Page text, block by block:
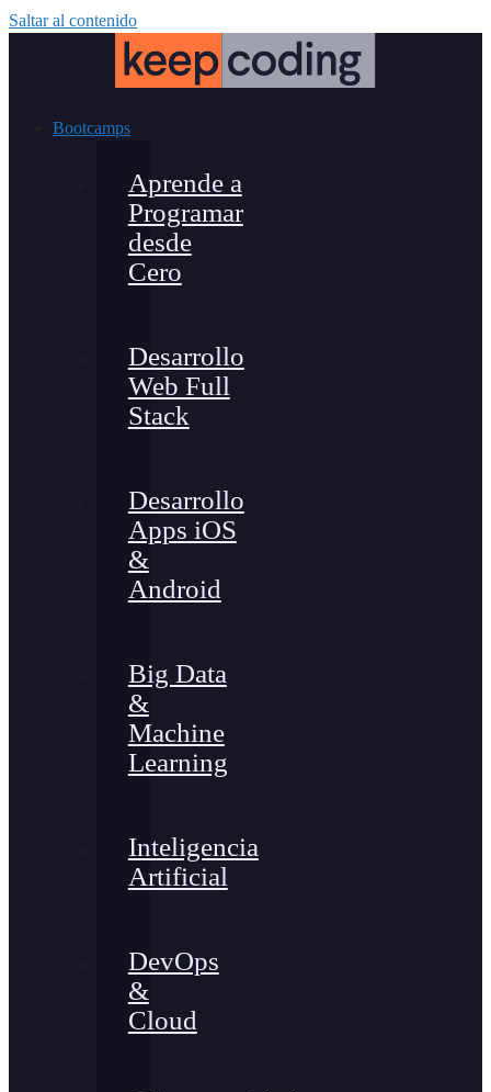
Saltar al contenido
Bootcamps
Aprende a
Programar
desde
Cero
Desarrollo
Web Full
Stack
Desarrollo
Apps iOS
&
Android
Big Data
&
Machine
Learning
Inteligencia
Artificial
DevOps
&
Cloud